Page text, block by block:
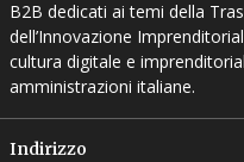
B2B dedicati ai temi della
dell’Innovazione
cultura digitale e
amministrazioni italiane.
Indirizzo